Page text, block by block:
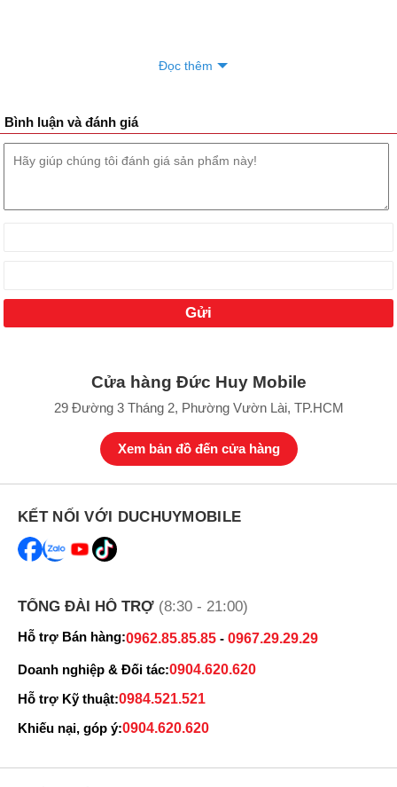
Đọc thêm
Bình luận và đánh giá
Cửa hàng Đức Huy Mobile
29 Đường 3 Tháng 2, Phường Vườn Lài, TP.HCM
Xem bản đồ đến cửa hàng
KẾT NỐI VỚI DUCHUYMOBILE
TỔNG ĐÀI HỖ TRỢ (8:30 - 21:00)
Hỗ trợ Bán hàng:0962.85.85.85 - 0967.29.29.29
Doanh nghiệp & Đối tác:0904.620.620
Hỗ trợ Kỹ thuật:0984.521.521
Khiếu nại, góp ý:0904.620.620